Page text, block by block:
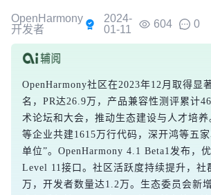
OpenHarmony
开发者
2024-
01-11
604 0
OpenHarmony社区在2023年12月取得显
名，PR达26.9万，产品兼容性测评累计
术论坛和大会，推动生态建设与人才培
等企业共建1615万行代码，深开鸿等五
单位”。OpenHarmony 4.1 Beta1发布，
Level 11接口。社区活跃度持续提升，社
万，开发者数量达1.2万。生态委员会新